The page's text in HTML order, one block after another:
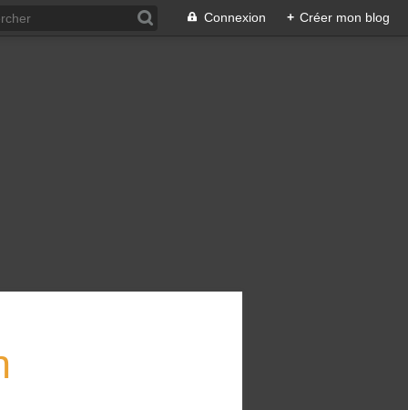
Connexion + Créer mon blog